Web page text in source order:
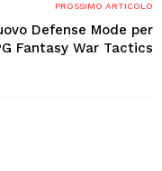
PROSSIMO ARTICOLO
Defense Mode per
Fantasy War Tactics